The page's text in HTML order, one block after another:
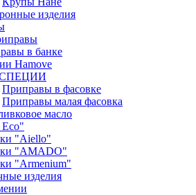
изделия
в банке
Hamove
Приправы в фасовке
Приправы малая фасовка
масло
"Aiello"
"AMADO"
"Armenium"
изделия